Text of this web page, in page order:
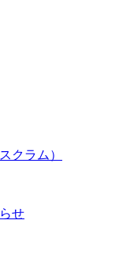
クラム）
せ